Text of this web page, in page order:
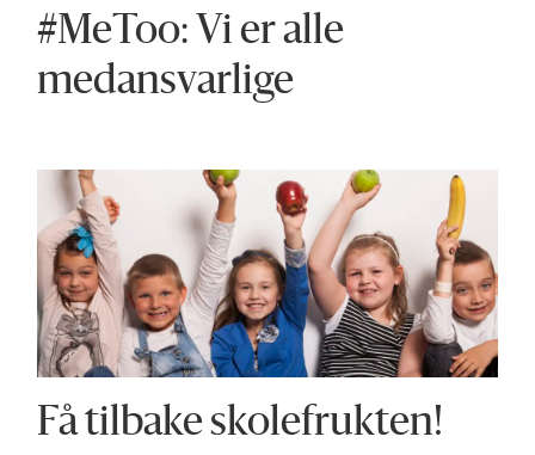
#MeToo: Vi er alle
medansvarlige
Få tilbake skolefrukten!